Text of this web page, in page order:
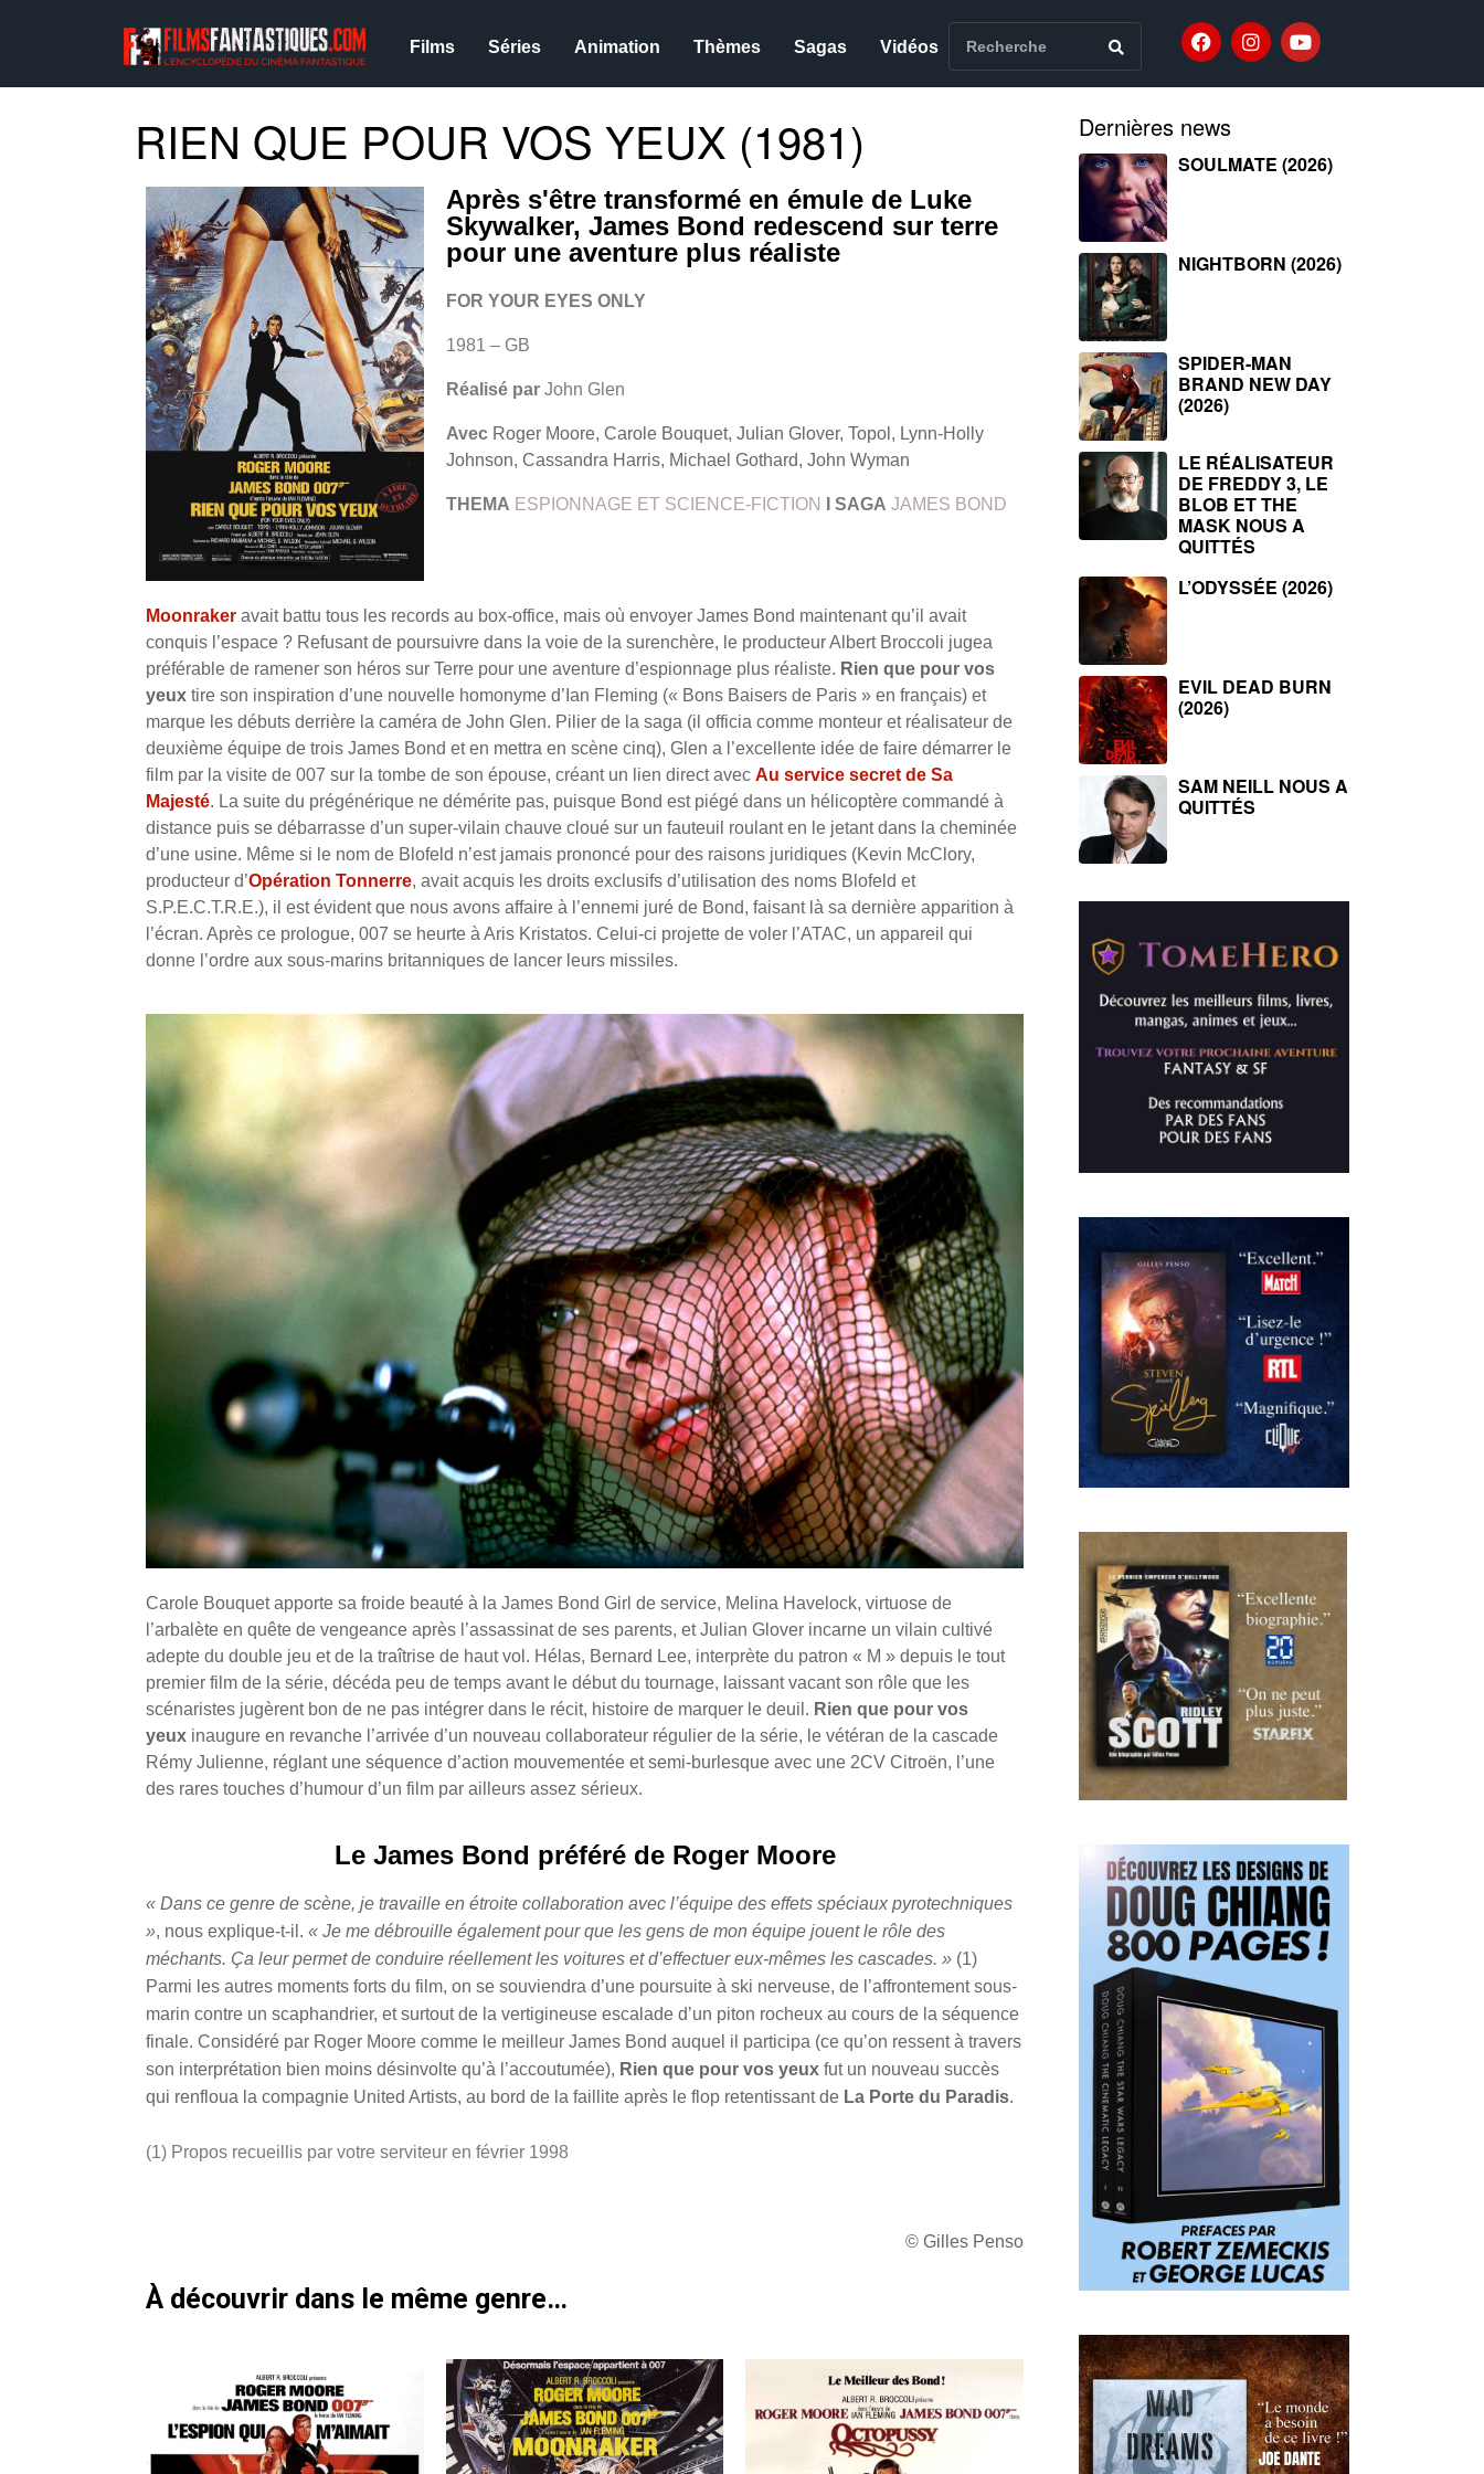
Films Séries Animation Thèmes Sagas Vidéos
RIEN QUE POUR VOS YEUX (1981)
Après s'être transformé en émule de Luke
Skywalker, James Bond redescend sur terre
pour une aventure plus réaliste
FOR YOUR EYES ONLY
1981 – GB
Réalisé par John Glen
Avec Roger Moore, Carole Bouquet, Julian Glover, Topol, Lynn-Holly
Johnson, Cassandra Harris, Michael Gothard, John Wyman
THEMA ESPIONNAGE ET SCIENCE-FICTION SAGA JAMES BOND
Moonraker avait battu tous les records au box-office, mais où envoyer James Bond maintenant qu’il avait
conquis l’espace ? Refusant de poursuivre dans la voie de la surenchère, le producteur Albert Broccoli jugea
préférable de ramener son héros sur Terre pour une aventure d’espionnage plus réaliste. Rien que pour vos
yeux tire son inspiration d’une nouvelle homonyme d’Ian Fleming (« Bons Baisers de Paris » en français) et
marque les débuts derrière la caméra de John Glen. Pilier de la saga (il officia comme monteur et réalisateur de
deuxième équipe de trois James Bond et en mettra en scène cinq), Glen a l’excellente idée de faire démarrer le
film par la visite de 007 sur la tombe de son épouse, créant un lien direct avec Au service secret de Sa
Majesté. La suite du prégénérique ne démérite pas, puisque Bond est piégé dans un hélicoptère commandé à
distance puis se débarrasse d’un super-vilain chauve cloué sur un fauteuil roulant en le jetant dans la cheminée
d’une usine. Même si le nom de Blofeld n’est jamais prononcé pour des raisons juridiques (Kevin McClory,
producteur d’Opération Tonnerre, avait acquis les droits exclusifs d’utilisation des noms Blofeld et
S.P.E.C.T.R.E.), il est évident que nous avons affaire à l’ennemi juré de Bond, faisant là sa dernière apparition à
l’écran. Après ce prologue, 007 se heurte à Aris Kristatos. Celui-ci projette de voler l’ATAC, un appareil qui
donne l’ordre aux sous-marins britanniques de lancer leurs missiles.
Carole Bouquet apporte sa froide beauté à la James Bond Girl de service, Melina Havelock, virtuose de
l’arbalète en quête de vengeance après l’assassinat de ses parents, et Julian Glover incarne un vilain cultivé
adepte du double jeu et de la traîtrise de haut vol. Hélas, Bernard Lee, interprète du patron « M » depuis le tout
premier film de la série, décéda peu de temps avant le début du tournage, laissant vacant son rôle que les
scénaristes jugèrent bon de ne pas intégrer dans le récit, histoire de marquer le deuil. Rien que pour vos
yeux inaugure en revanche l’arrivée d’un nouveau collaborateur régulier de la série, le vétéran de la cascade
Rémy Julienne, réglant une séquence d’action mouvementée et semi-burlesque avec une 2CV Citroën, l’une
des rares touches d’humour d’un film par ailleurs assez sérieux.
Le James Bond préféré de Roger Moore
« Dans ce genre de scène, je travaille en étroite collaboration avec l’équipe des effets spéciaux pyrotechniques
», nous explique-t-il. « Je me débrouille également pour que les gens de mon équipe jouent le rôle des
méchants. Ça leur permet de conduire réellement les voitures et d’effectuer eux-mêmes les cascades. » (1)
Parmi les autres moments forts du film, on se souviendra d’une poursuite à ski nerveuse, de l’affrontement sous-
marin contre un scaphandrier, et surtout de la vertigineuse escalade d’un piton rocheux au cours de la séquence
finale. Considéré par Roger Moore comme le meilleur James Bond auquel il participa (ce qu’on ressent à travers
son interprétation bien moins désinvolte qu’à l’accoutumée), Rien que pour vos yeux fut un nouveau succès
qui renfloua la compagnie United Artists, au bord de la faillite après le flop retentissant de La Porte du Paradis.
(1) Propos recueillis par votre serviteur en février 1998
© Gilles Penso
À découvrir dans le même genre…
Dernières news
SOULMATE (2026)
NIGHTBORN (2026)
SPIDER-MAN
BRAND NEW DAY
(2026)
LE RÉALISATEUR
DE FREDDY 3, LE
BLOB ET THE
MASK NOUS A
QUITTÉS
L’ODYSSÉE (2026)
EVIL DEAD BURN
(2026)
SAM NEILL NOUS A
QUITTÉS